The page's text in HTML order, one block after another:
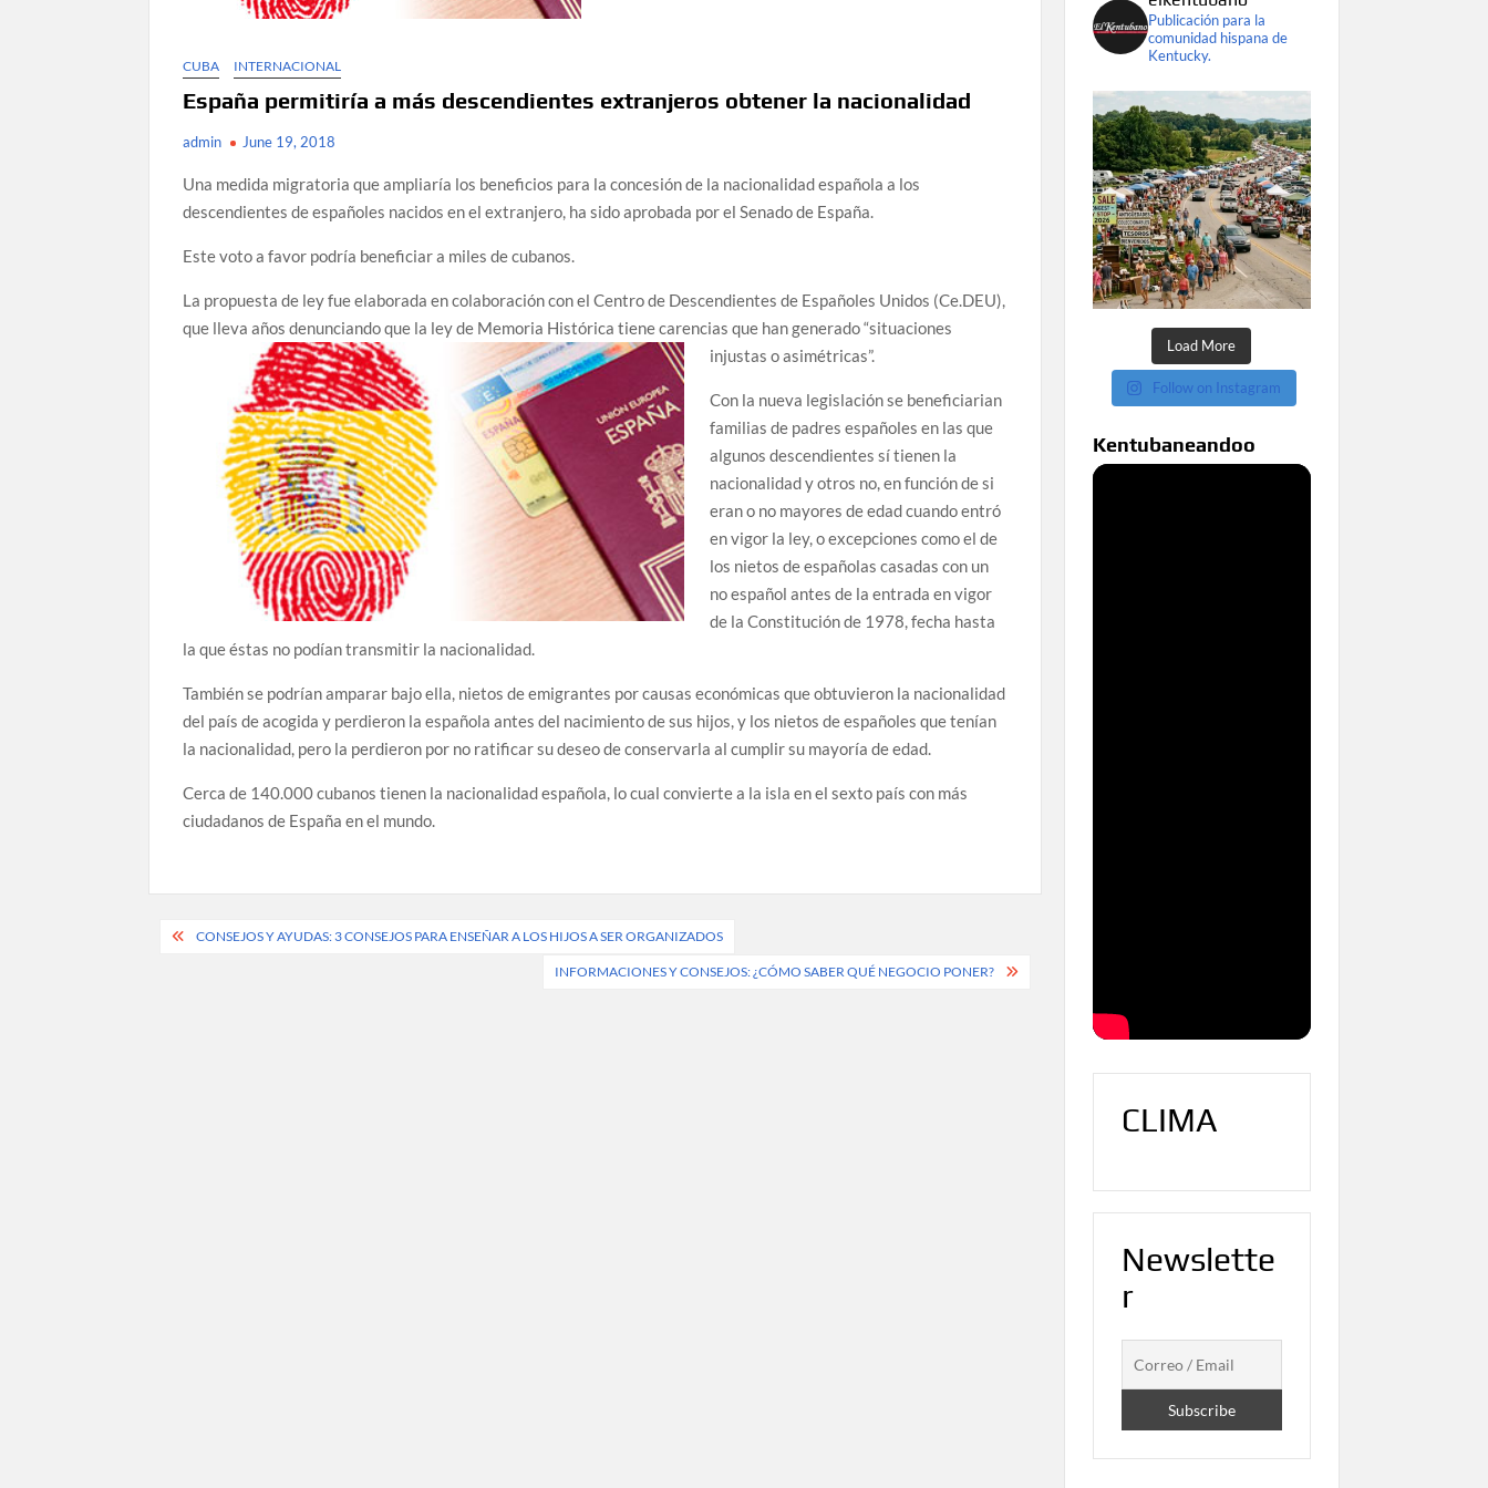
CUBA INTERNACIONAL
España permitiría a más descendientes extranjeros obtener la nacionalidad
admin June 19, 2018
Una medida migratoria que ampliaría los beneficios para la concesión de la nacionalidad española a los
descendientes de españoles nacidos en el extranjero, ha sido aprobada por el Senado de España.
Este voto a favor podría beneficiar a miles de cubanos.
La propuesta de ley fue elaborada en colaboración con el Centro de Descendientes de Españoles Unidos (Ce.DEU),
que lleva años denunciando que la ley de Memoria Histórica tiene carencias que han generado “situaciones
injustas o asimétricas”.
Con la nueva legislación se beneficiarian
familias de padres españoles en las que
algunos descendientes sí tienen la
nacionalidad y otros no, en función de si
eran o no mayores de edad cuando entró
en vigor la ley, o excepciones como el de
los nietos de españolas casadas con un
no español antes de la entrada en vigor
de la Constitución de 1978, fecha hasta
la que éstas no podían transmitir la nacionalidad.
También se podrían amparar bajo ella, nietos de emigrantes por causas económicas que obtuvieron la nacionalidad
del país de acogida y perdieron la española antes del nacimiento de sus hijos, y los nietos de españoles que tenían
la nacionalidad, pero la perdieron por no ratificar su deseo de conservarla al cumplir su mayoría de edad.
Cerca de 140.000 cubanos tienen la nacionalidad española, lo cual convierte a la isla en el sexto país con más
ciudadanos de España en el mundo.
PostCONSEJOS Y AYUDAS: 3 CONSEJOS PARA ENSEÑAR A LOS HIJOS A SER ORGANIZADOS
INFORMACIONES Y CONSEJOS: ¿CÓMO SABER QUÉ NEGOCIO PONER?
Publicación para la
comunidad hispana de
Kentucky.
Load More
Follow on Instagram
Kentubaneandoo
CLIMA
Newslette
r